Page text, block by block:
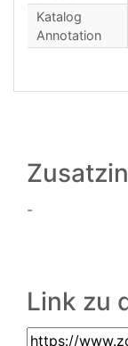
Katalog
Annotation
-
Link zu